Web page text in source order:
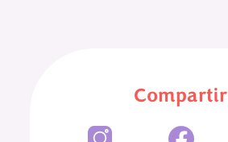
Compartir